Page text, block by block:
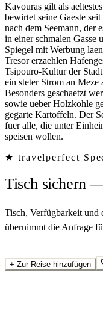
Kavouras gilt als
bewirtet seine Gaeste
nach dem Seemann, der
in einer schmalen Gasse
Spiegel mit Werbung
Tresor erzaehlen
Tsipouro-Kultur der
ein steter Strom an
Besonders geschaetzt
sowie ueber Holzkohle
gegarte Kartoffeln. Der
fuer alle, die unter
speisen wollen.
★ travelperfect
Tisch sichern
Tisch, Verfügbarkeit
übernimmt die Anfrage
+ Zur Reise hinzufügen